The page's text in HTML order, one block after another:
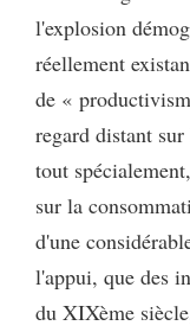
l'explosion
réellement
de «
regard distant
tout
sur la
d'une
l'appui, que des
du XIXème